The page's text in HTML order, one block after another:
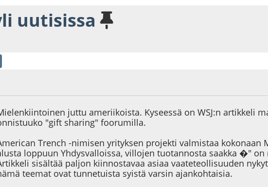
uutisissa
juttu ameriikoista. Kyseessä on WSJ:n artikkeli
"gift sharing" foorumilla.
Trench -nimisen yrityksen projekti valmistaa kokonaan
loppuun Yhdysvalloissa, villojen tuotannosta saakka �"
sisältää paljon kiinnostavaa asiaa vaateteollisuuden
teemat ovat tunnetuista syistä varsin ajankohtaisia.